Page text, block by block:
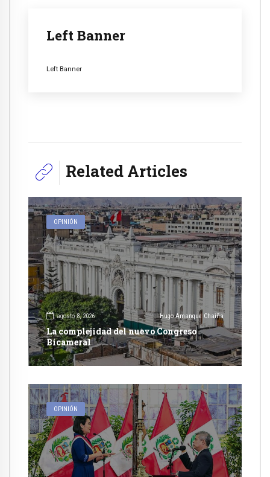
Left Banner
Left Banner
Related Articles
OPINIÓN
agosto 8, 2026 Hugo Amanque Chaiña
La complejidad del nuevo Congreso
Bicameral
OPINIÓN